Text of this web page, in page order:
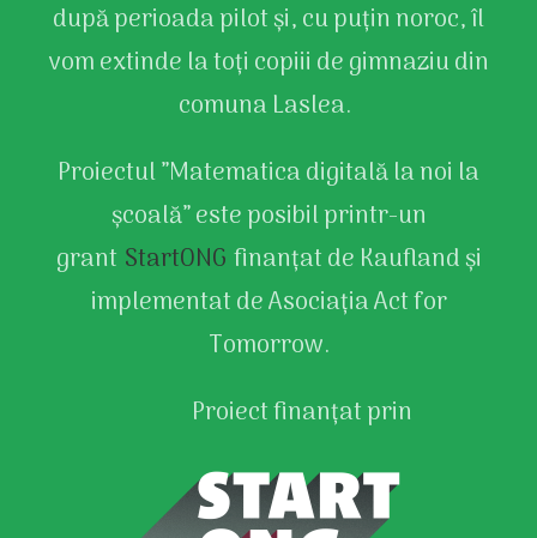
după perioada pilot și, cu puțin noroc, îl
vom extinde la toți copiii de gimnaziu din
comuna Laslea.
Proiectul ”Matematica digitală la noi la
școală” este posibil printr-un
grant StartONG finanțat de Kaufland și
implementat de Asociația Act for
Tomorrow.
Proiect finanțat prin